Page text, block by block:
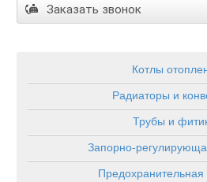
Заказать звонок
Котлы
Радиаторы и
Трубы и
Запорно-